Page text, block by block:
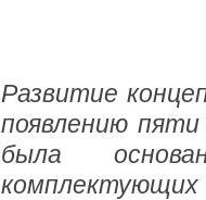
Развитие
появлению
была
комплектующих